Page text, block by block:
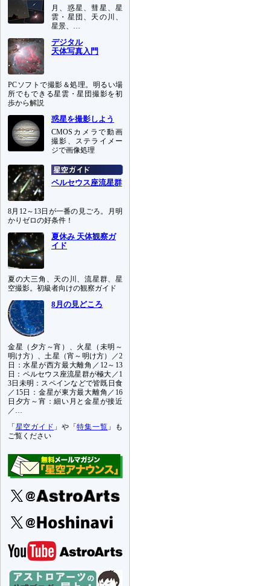
月、惑星、彗星、星
雲・星団、天の川、
星景、…
デジタル
天体写真入門
PCソフトで撮影＆処理。明るい場
所でもできる星雲・星団撮影を初
歩から解説
惑星を撮影しよう
CMOSカメラで動画
撮影、ステライメー
ジで画像処理
ペルセウス座流星群
8月12～13日が一番の見ごろ。月明
かりゼロの好条件！
夏休み 天体観察ガ
イド
夏の大三角、天の川、流星群、星
空撮影。初級者向けの観察ガイド
8月の見どころ
金星（夕方～宵）、火星（未明～
明け方）、土星（宵～明け方）／2
日：水星が西方最大離角／12～13
日：ペルセウス座流星群が極大／1
3日未明：スペインなどで皆既日食
／15日：金星が東方最大離角／16
日夕方～宵：細い月と金星が接近
／…
「 星空ガイド 」や「特集一覧 」も
ご覧ください